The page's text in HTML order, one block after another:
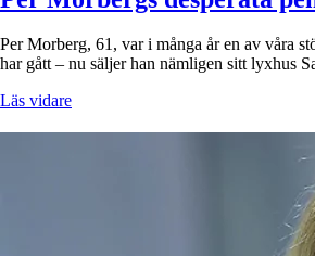
Per Morberg, 61, var i många år en av våra
har gått – nu säljer han nämligen sitt lyxhus
Läs vidare